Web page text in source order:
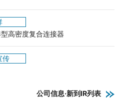
高密度复合连接器
传
公司信息·新到IR列表